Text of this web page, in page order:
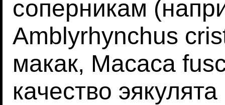
соперникам
Amblyrhynchus
макак, Macaca
качество